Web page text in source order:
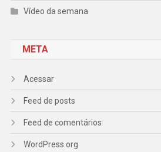
Vídeo da semana
META
Acessar
Feed de posts
Feed de comentários
WordPress.org